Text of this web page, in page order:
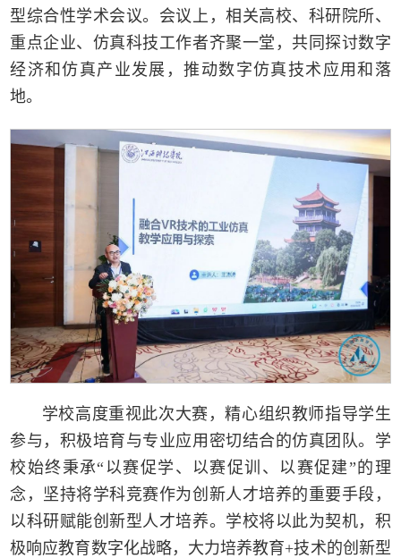
型综合性学术会议。会议上，相关高校、科研院所、
重点企业、仿真科技工作者齐聚一堂，共同探讨数字
经济和仿真产业发展，推动数字仿真技术应用和落
地。
学校高度重视此次大赛，精心组织教师指导学生
参与，积极培育与专业应用密切结合的仿真团队。学
校始终秉承“以赛促学、以赛促训、以赛促建”的理
念，坚持将学科竞赛作为创新人才培养的重要手段，
以科研赋能创新型人才培养。学校将以此为契机，积
极响应教育数字化战略，大力培养教育+技术的创新型